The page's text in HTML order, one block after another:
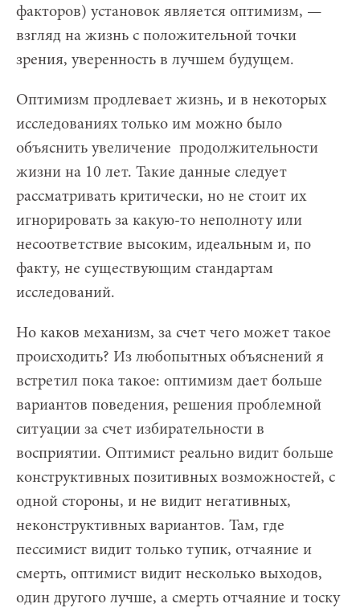
факторов) установок является оптимизм, —
взгляд на жизнь с положительной точки
зрения, уверенность в лучшем будущем.
Оптимизм продлевает жизнь, и в некоторых
исследованиях только им можно было
объяснить увеличение продолжительности
жизни на 10 лет. Такие данные следует
рассматривать критически, но не стоит их
игнорировать за какую-то неполноту или
несоответствие высоким, идеальным и, по
факту, не существующим стандартам
исследований.
Но каков механизм, за счет чего может такое
происходить? Из любопытных объяснений я
встретил пока такое: оптимизм дает больше
вариантов поведения, решения проблемной
ситуации за счет избирательности в
восприятии. Оптимист реально видит больше
конструктивных позитивных возможностей, с
одной стороны, и не видит негативных,
неконструктивных вариантов. Там, где
пессимист видит только тупик, отчаяние и
смерть, оптимист видит несколько выходов,
один другого лучше, а смерть отчаяние и тоску